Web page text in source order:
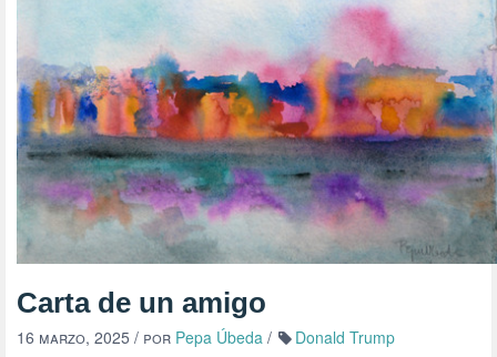
Carta de un amigo
16 marzo, 2025 / por Pepa Úbeda / Donald Trump